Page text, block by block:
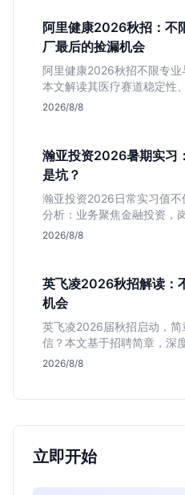
阿里健康2026秋招：不
厂最后的捡漏机会
阿里健康2026秋招不限专业
本文解读其医疗赛道稳定性
岗位面试节奏，帮应届生判
2026/8/8
瀚亚投资2026暑期实习
是坑？
瀚亚投资2026日常实习值
分析：业务聚焦金融投资，
不明确。适合急需上海高含
2026/8/8
英飞凌2026秋招解读：
机会
英飞凌2026届秋招启动，简
信？本文基于招聘简章，深
行业地位、校招真实门槛及
2026/8/8
立即开始